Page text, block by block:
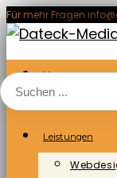
Zum
Inhalt
springen
Für mehr Fragen
Home
Leistungen